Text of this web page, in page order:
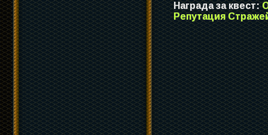
Награда за квест:
Репутация